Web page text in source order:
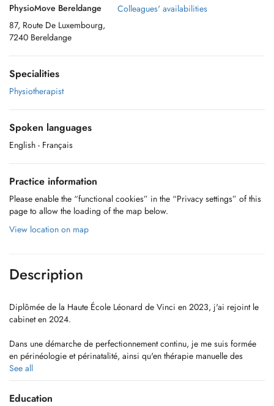
PhysioMove Bereldange
87, Route De Luxembourg,
7240 Bereldange
Colleagues' availabilities
Specialities
Physiotherapist
Spoken languages
English - Français
Practice information
Please enable the “functional cookies” in the “Privacy settings” of this
page to allow the loading of the map below.
View location on map
Description
Diplômée de la Haute École Léonard de Vinci en 2023, j'ai rejoint le
cabinet en 2024.
Dans une démarche de perfectionnement continu, je me suis formée
en périnéologie et périnatalité, ainsi qu'en thérapie manuelle des
douleurs du périnée, afin de prendre en charge les troubles uro-
gynécologiques, ano-rectaux et sexo-fonctionnels, ainsi que le suivi
pré- et post-natal.
See all
Education